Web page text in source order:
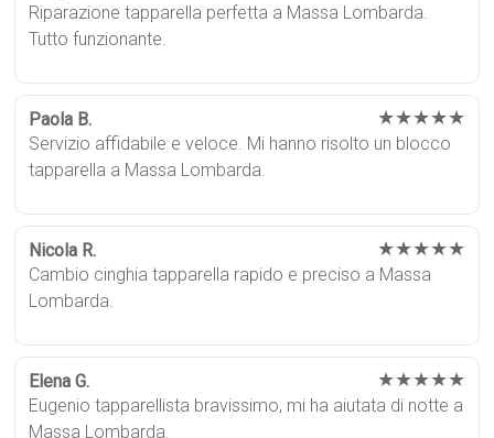
Riparazione tapparella perfetta a Massa Lombarda.
Tutto funzionante.
Paola B. ★★★★★
Servizio affidabile e veloce. Mi hanno risolto un blocco
tapparella a Massa Lombarda.
Nicola R. ★★★★★
Cambio cinghia tapparella rapido e preciso a Massa
Lombarda.
Elena G. ★★★★★
Eugenio tapparellista bravissimo, mi ha aiutata di notte a
Massa Lombarda.